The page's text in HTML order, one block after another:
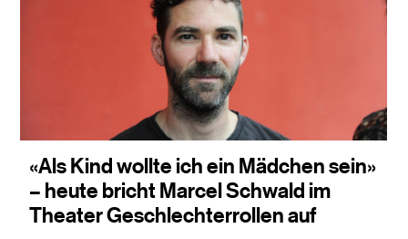
«Als Kind wollte ich ein Mädchen sein»
– heute bricht Marcel Schwald im
Theater Geschlechterrollen auf